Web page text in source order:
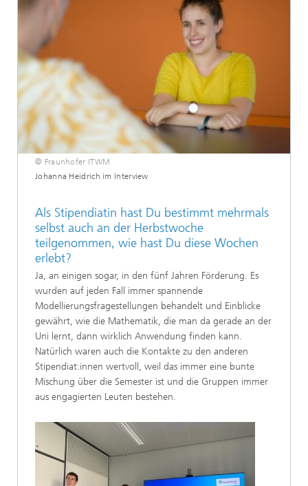
© Fraunhofer ITWM
Johanna Heidrich im Interview
Als Stipendiatin hast Du bestimmt mehrmals
selbst auch an der Herbstwoche
teilgenommen, wie hast Du diese Wochen
erlebt?
Ja, an einigen sogar, in den fünf Jahren Förderung. Es
wurden auf jeden Fall immer spannende
Modellierungsfragestellungen behandelt und Einblicke
gewährt, wie die Mathematik, die man da gerade an der
Uni lernt, dann wirklich Anwendung finden kann.
Natürlich waren auch die Kontakte zu den anderen
Stipendiat:innen wertvoll, weil das immer eine bunte
Mischung über die Semester ist und die Gruppen immer
aus engagierten Leuten bestehen.